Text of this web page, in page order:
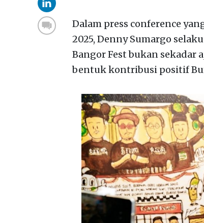
Dalam press conference
2025, Denny Sumargo
Bangor Fest bukan sekadar
bentuk kontribusi positif